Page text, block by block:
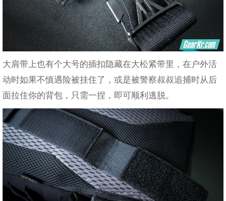
大肩带上也有个大号的插扣隐藏在大松紧带里，在户外活
动时如果不慎遇险被挂住了，或是被警察叔叔追捕时从后
面拉住你的背包，只需一捏，即可顺利逃脱。